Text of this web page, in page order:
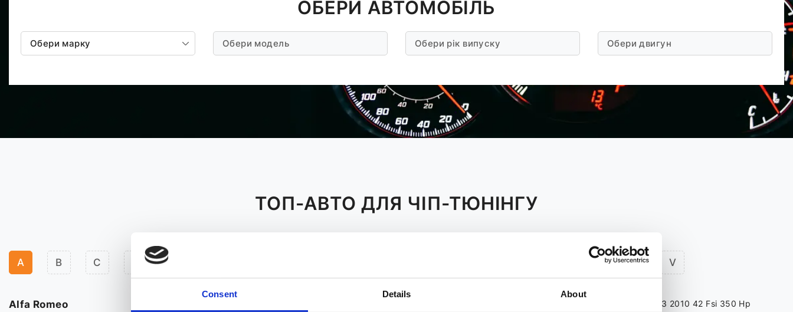
Consent Details About
ОБЕРИ АВТОМОБІЛЬ
Обери марку Обери модель Обери рік випуску Обери двигун
ТОП-АВТО ДЛЯ ЧІП-ТЮНІНГУ
A B C S T V
Alfa Romeo
Audi A8 D3 2003 2010 42 Fsi 350 Hp